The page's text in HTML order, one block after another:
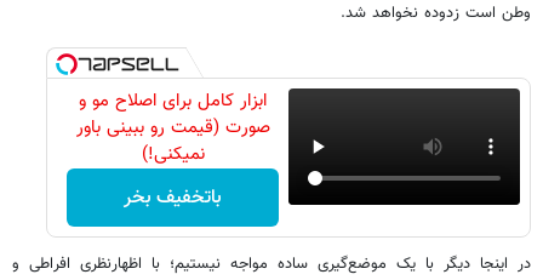
وطن است زدوده نخواهد شد.
ابزار کامل برای اصلاح مو و
صورت (قیمت رو ببینی باور
نمیکنی!)
باتخفیف بخر
در اینجا دیگر با یک موضع‌گیری ساده مواجه نیستیم؛ با اظهارنظری افراطی و